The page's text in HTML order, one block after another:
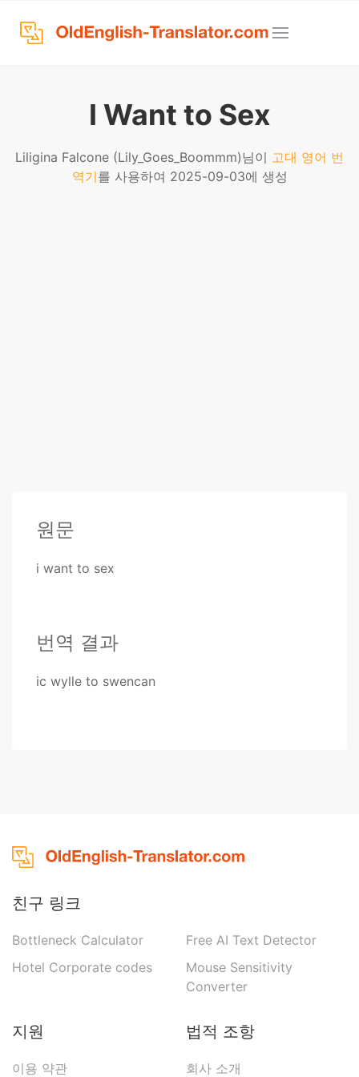
I Want to Sex
Liligina Falcone (Lily_Goes_Boommm)님이 고대 영어 번
역기를 사용하여 2025-09-03에 생성
원문
i want to sex
번역 결과
ic wylle to swencan
친구 링크
Bottleneck Calculator
Hotel Corporate codes
Free AI Text Detector
Mouse Sensitivity
Converter
지원
이용 약관
법적 조항
회사 소개